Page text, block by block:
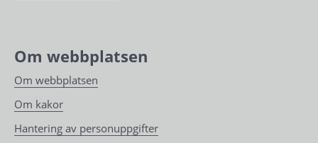
Om webbplatsen
Om webbplatsen
Om kakor
Hantering av personuppgifter